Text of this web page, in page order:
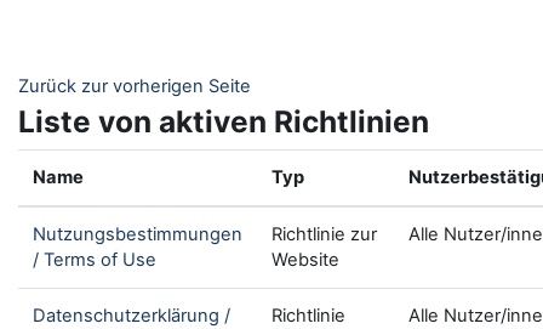
Zurück zur vorherigen Seite
Liste von aktiven Richtlinien
Name Typ
Nutzungsbestimmungen
/ Terms of Use
Richtlinie zur
Website
Alle Nutzer/
Datenschutzerklärung /
Richtlinie
Alle Nutzer/